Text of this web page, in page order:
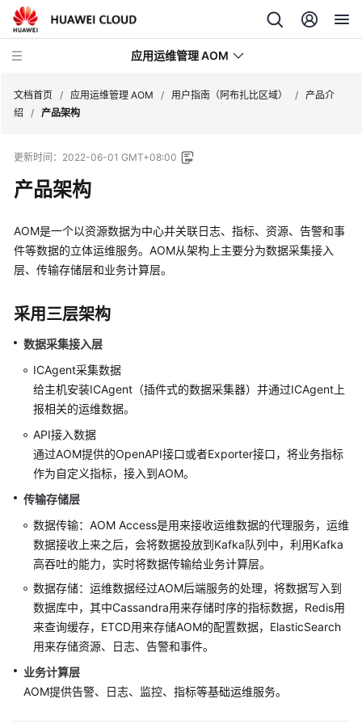
应用运维管理 AOM
新
动
态
产
品
介
费
说
快
速
入
门
用
户
指
南
最
佳
实
践
API
文档首页 / 应用运维管理 AOM / 用户指南（阿布扎比区域） / 产品介
绍
/ 产品架构
更新时间： 2022-06-01 GMT+08:00
产品架构
AOM是一个以资源数据为中心并关联日志、指标、资源、告警和事
件等数据的立体运维服务。AOM从架构上主要分为数据采集接入
层、传输存储层和业务计算层。
采用三层架构
数据采集接入层
ICAgent采集数据
给主机安装ICAgent（插件式的数据采集器）并通过ICAgent上
报相关的运维数据。
API接入数据
通过AOM提供的OpenAPI接口或者Exporter接口，将业务指标
作为自定义指标，接入到AOM。
传输存储层
数据传输：AOM Access是用来接收运维数据的代理服务，运维
数据接收上来之后，会将数据投放到Kafka队列中，利用Kafka
高吞吐的能力，实时将数据传输给业务计算层。
数据存储：运维数据经过AOM后端服务的处理，将数据写入到
数据库中，其中Cassandra用来存储时序的指标数据，Redis用
来查询缓存，ETCD用来存储AOM的配置数据，ElasticSearch
用来存储资源、日志、告警和事件。
业务计算层
AOM提供告警、日志、监控、指标等基础运维服务。